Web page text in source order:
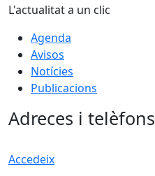
L'actualitat a un clic
Agenda
Avisos
Notícies
Publicacions
Adreces i telèfons
Accedeix